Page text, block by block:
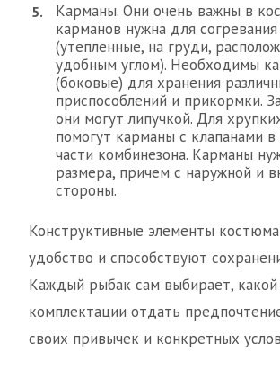
Карманы. Они очень важны в
карманов нужна для
(утепленные, на груди,
удобным углом). Необходимы
(боковые) для хранения
приспособлений и прикормки.
они могут липучкой. Для
помогут карманы с клапанами
части комбинезона. Карманы
размера, причем с наружной и
стороны.
Конструктивные элементы
удобство и способствуют
Каждый рыбак сам выбирает, какой
комплектации отдать
своих привычек и конкретных